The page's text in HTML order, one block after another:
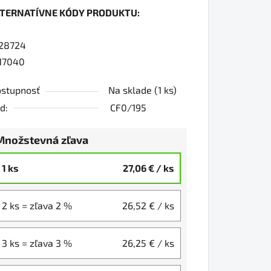
KÓDY PRODUKTU:
Na sklade (1 ks)
CF0/195
zľava
1 ks 27,06 € / ks
2 ks = zľava 2 % 26,52 € / ks
3 ks = zľava 3 % 26,25 € / ks